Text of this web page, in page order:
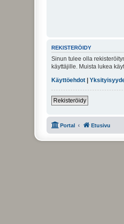
REKISTERÖIDY
Sinun tulee olla
käyttäjille. Muista lukea
Käyttöehdot
Rekisteröidy
Portal Etusivu